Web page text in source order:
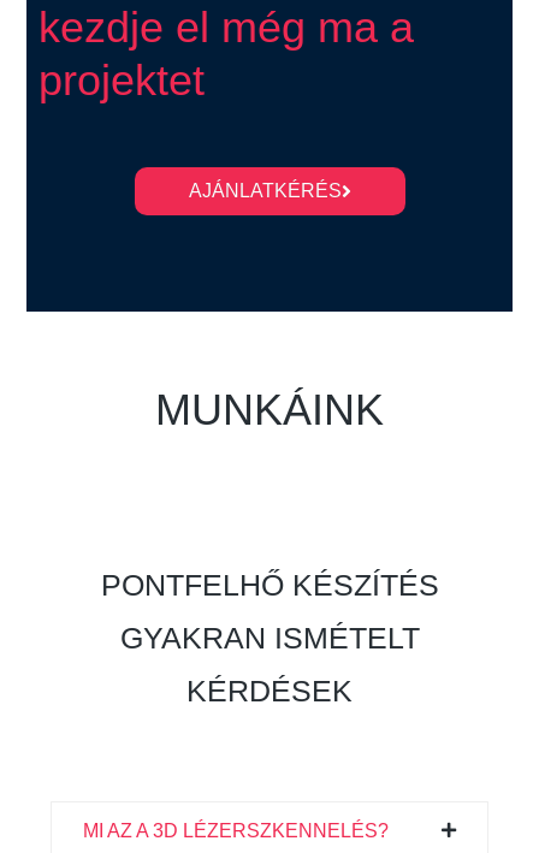
kezdje el még ma a
projektet
AJÁNLATKÉRÉS
MUNKÁINK
PONTFELHŐ KÉSZÍTÉS
GYAKRAN ISMÉTELT
KÉRDÉSEK
MI AZ A 3D LÉZERSZKENNELÉS?